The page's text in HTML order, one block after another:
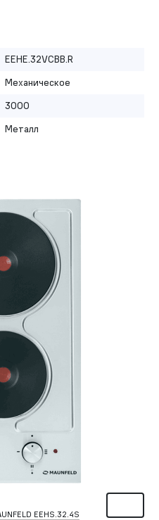
EEHE.32VCBB.R
Механическое
3000
Металл
EEHS.32.4S